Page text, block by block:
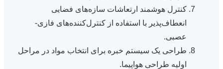
کنترل هوشمند ارتعاشات سازه‌های فضایی
انعطاف‌پذیر با استفاده از کنترل‌کننده‌های فازی-
عصبی.
طراحی یک سیستم خبره برای انتخاب مواد در مراحل
اولیه طراحی هواپیما.